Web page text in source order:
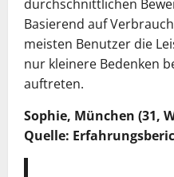
durchschnittlichen
Basierend auf
meisten Benutzer die
nur kleinere Bedenken
auftreten.
Sophie, München (31,
Quelle: